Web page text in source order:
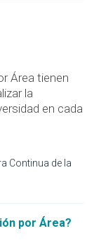
Área tienen
la
en cada
Continua de la
por Área?